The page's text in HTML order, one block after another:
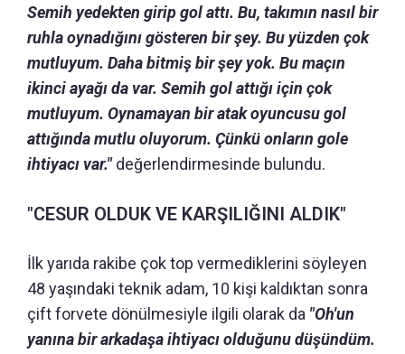
Semih yedekten girip gol attı. Bu, takımın nasıl bir
ruhla oynadığını gösteren bir şey. Bu yüzden çok
mutluyum. Daha bitmiş bir şey yok. Bu maçın
ikinci ayağı da var. Semih gol attığı için çok
mutluyum. Oynamayan bir atak oyuncusu gol
attığında mutlu oluyorum. Çünkü onların gole
ihtiyacı var."değerlendirmesinde bulundu.
"CESUR OLDUK VE KARŞILIĞINI ALDIK"
İlk yarıda rakibe çok top vermediklerini söyleyen
48 yaşındaki teknik adam, 10 kişi kaldıktan sonra
çift forvete dönülmesiyle ilgili olarak da "Oh'un
yanına bir arkadaşa ihtiyacı olduğunu düşündüm.